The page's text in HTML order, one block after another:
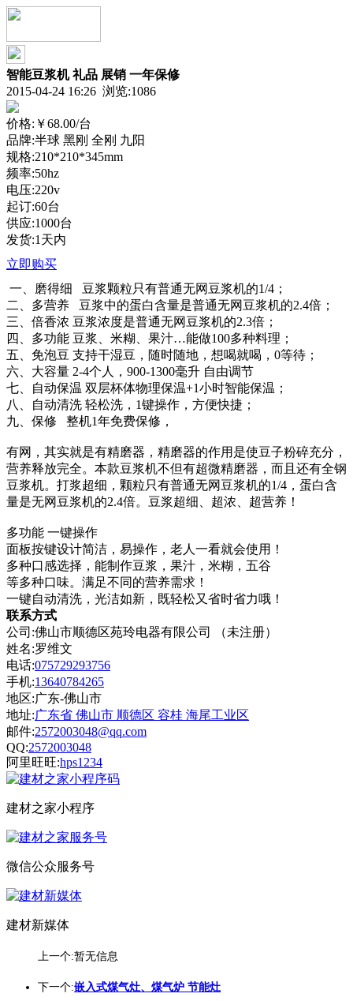
智能豆浆机 礼品 展销 一年保修
2015-04-24 16:26 浏览:1086
价格: ￥68.00/台
品牌:半球 黑刚 全刚 九阳
规格:210*210*345mm
频率:50hz
电压:220v
起订:60台
供应:1000台
发货:1天内
立即购买
一、磨得细 豆浆颗粒只有普通无网豆浆机的1/4；
二、多营养 豆浆中的蛋白含量是普通无网豆浆机的2.4倍；
三、倍香浓 豆浆浓度是普通无网豆浆机的2.3倍；
四、多功能 豆浆、米糊、果汁…能做100多种料理；
五、免泡豆 支持干湿豆，随时随地，想喝就喝，0等待；
六、大容量 2-4个人，900-1300毫升 自由调节
七、自动保温 双层杯体物理保温+1小时智能保温；
八、自动清洗 轻松洗，1键操作，方便快捷；
九、保修 整机1年免费保修，
有网，其实就是有精磨器，精磨器的作用是使豆子粉碎充分，
营养释放完全。本款豆浆机不但有超微精磨器，而且还有全钢
豆浆机。打浆超细，颗粒只有普通无网豆浆机的1/4，蛋白含
量是无网豆浆机的2.4倍。豆浆超细、超浓、超营养！
多功能 一键操作
面板按键设计简洁，易操作，老人一看就会使用！
多种口感选择，能制作豆浆，果汁，米糊，五谷
等多种口味。满足不同的营养需求！
一键自动清洗，光洁如新，既轻松又省时省力哦！
联系方式
公司:佛山市顺德区苑玲电器有限公司 （未注册）
姓名:罗维文
电话:075729293756
手机:13640784265
地区:广东-佛山市
地址:广东省 佛山市 顺德区 容桂 海尾工业区
邮件:2572003048@qq.com
QQ:2572003048
阿里旺旺:hps1234
建材之家小程序
微信公众服务号
建材新媒体
上一个:暂无信息
下一个:嵌入式煤气灶、煤气炉 节能灶